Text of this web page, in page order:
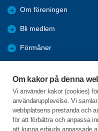
Om kakor på denna
Vi använder kakor (cookies)
användarupplevelse. Vi
webbplatsens prestanda och
för att förbättra och anpassa
att kunna erbjuda anpassade
Om föreningen
Bli medlem
Förmåner
Bildgalleri
Nyheter